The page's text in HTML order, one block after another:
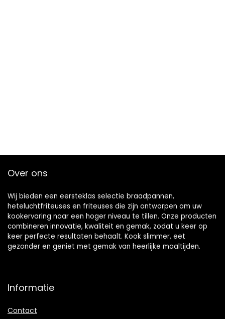
Over ons
Wij bieden een eersteklas selectie braadpannen,
heteluchtfriteuses en friteuses die zijn ontworpen om uw
kookervaring naar een hoger niveau te tillen. Onze producten
combineren innovatie, kwaliteit en gemak, zodat u keer op
keer perfecte resultaten behaalt. Kook slimmer, eet
gezonder en geniet met gemak van heerlijke maaltijden.
Informatie
Contact